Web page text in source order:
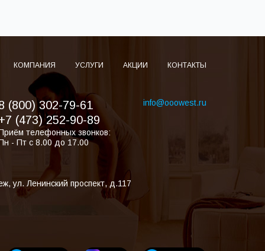
КОМПАНИЯ УСЛУГИ АКЦИИ КОНТАКТЫ
(800) 302-79-61
(473) 252-90-89
телефонных звонков:
- Пт с 8.00 до 17.00
info@ooowest.ru
,ул. Ленинский проспект, д.117